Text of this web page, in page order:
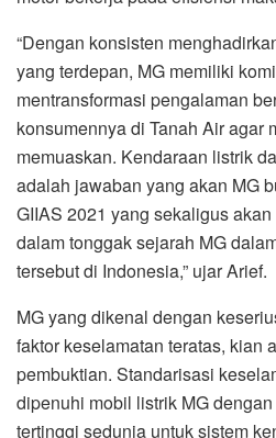
GIIAS 2021 yang sekaligus
dalam tonggak sejarah MG
tersebut di Indonesia,” ujar Arief.
MG yang dikenal dengan
faktor keselamatan teratas, kian
pembuktian. Standarisasi
dipenuhi mobil listrik MG dengan
tertinggi sedunia untuk sistem
dari ASIL-D dan ISO 26262.
MG juga telah memenuhi
Amerika Serikat, yaitu UL2580
baterai berdasarkan 8 kriteria,
kompresi baterai, tahan korosi
dalam air, pembakaran,